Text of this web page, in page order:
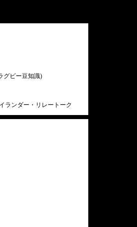
グビー豆知識)
ランダー・リレートーク